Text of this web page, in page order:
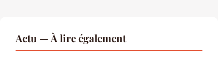
Actu — À lire également